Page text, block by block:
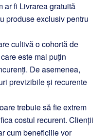
ar fi Livrarea gratuită
produse exclusiv pentru
cultivă o cohortă de
este mai puțin
De asemenea,
previzibile și recurente
trebuie să fie extrem
costul recurent. Clienții
cum beneficiile vor